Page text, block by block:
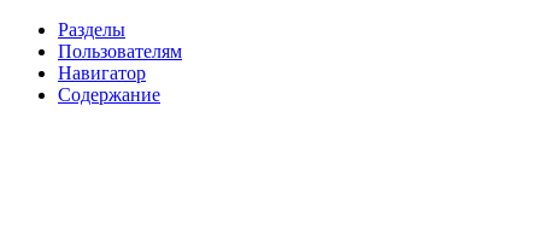
Разделы
Пользователям
Навигатор
Содержание